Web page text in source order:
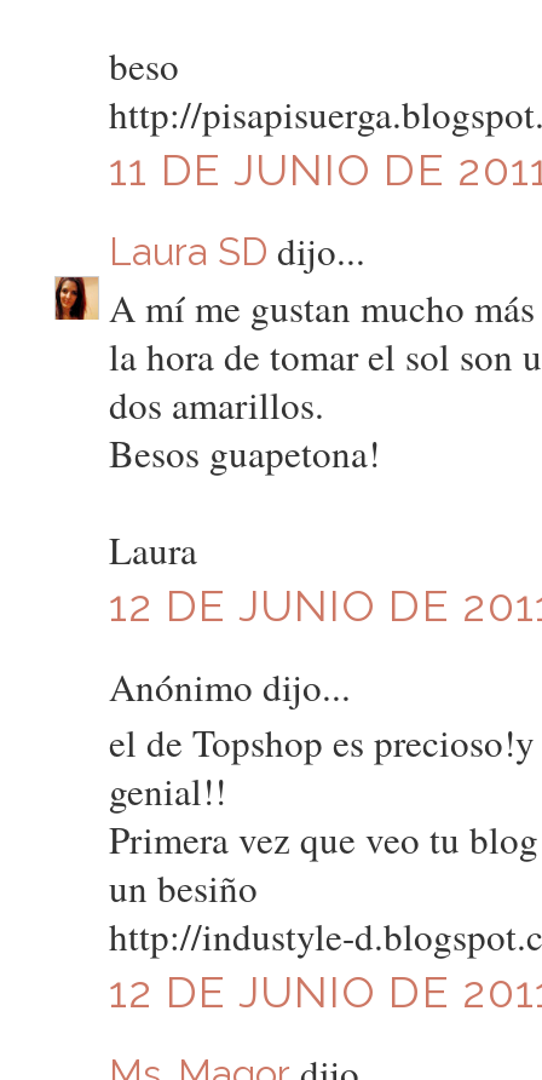
beso
http://
11 DE JUNIO DE
Laura SD dijo...
A mí me gustan mucho
la hora de tomar el sol son
dos amarillos.
Besos guapetona!
Laura
12 DE JUNIO DE
Anónimo dijo...
el de Topshop es
genial!!
Primera vez que veo tu
un besiño
http://industyle-
12 DE JUNIO DE